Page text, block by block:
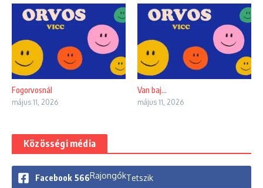
Fogorvosnál
május 11, 2026
Van baj…
május 11, 2026
Közösségi média
Facebook 566RajongókTetszik